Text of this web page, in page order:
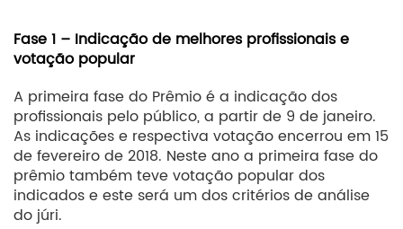
Fase 1 – Indicação de melhores profissionais e
votação popular
A primeira fase do Prêmio é a indicação dos
profissionais pelo público, a partir de 9 de janeiro.
As indicações e respectiva votação encerrou em 15
de fevereiro de 2018. Neste ano a primeira fase do
prêmio também teve votação popular dos
indicados e este será um dos critérios de análise
do júri.